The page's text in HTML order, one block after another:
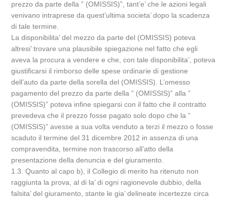
prezzo da parte della ” (OMISSIS)”, tant’e’ che le azioni legali
venivano intraprese da quest’ultima societa’ dopo la scadenza
di tale termine.
La disponibilita’ del mezzo da parte del (OMISSIS) poteva
altresi’ trovare una plausibile spiegazione nel fatto che egli
aveva la procura a vendere e che, con tale disponibilita’, poteva
giustificarsi il rimborso delle spese ordinarie di gestione
dell’auto da parte della sorella del (OMISSIS). L’omesso
pagamento del prezzo da parte della ” (OMISSIS)” alla ”
(OMISSIS)” poteva infine spiegarsi con il fatto che il contratto
prevedeva che il prezzo fosse pagato solo dopo che la ”
(OMISSIS)” avesse a sua volta venduto a terzi il mezzo o fosse
scaduto il termine del 31 dicembre 2012 in assenza di una
compravendita, termine non trascorso all’atto della
presentazione della denuncia e del giuramento.
1.3. Quanto al capo b), il Collegio di merito ha ritenuto non
raggiunta la prova, al di la’ di ogni ragionevole dubbio, della
falsita’ del giuramento, stante le gia’ delineate incertezze circa